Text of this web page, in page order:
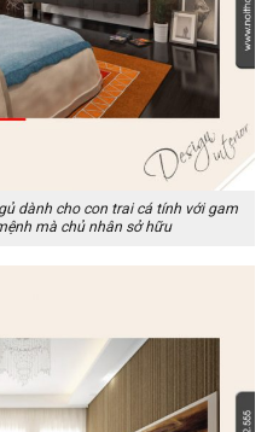
dành cho con trai cá tính với gam
mà chủ nhân sở hữu